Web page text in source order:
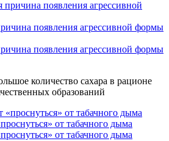
появления агрессивной формы
появления агрессивной формы
количество сахара в рационе
образований
от табачного дыма
от табачного дыма